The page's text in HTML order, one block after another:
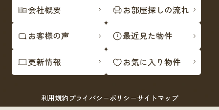
会社概要 お部屋探しの流れ
お客様の声 最近見た物件
更新情報 お気に入り物件
利用規約プライバシーポリシーサイトマップ